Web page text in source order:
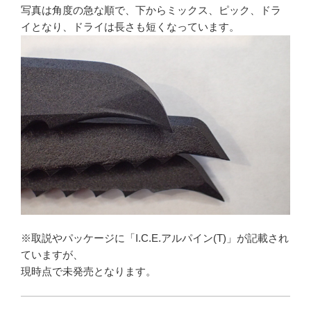
写真は角度の急な順で、下からミックス、ピック、ドラ
イとなり、ドライは長さも短くなっています。
※取説やパッケージに「I.C.E.アルパイン(T)」が記載され
ていますが、
現時点で未発売となります。